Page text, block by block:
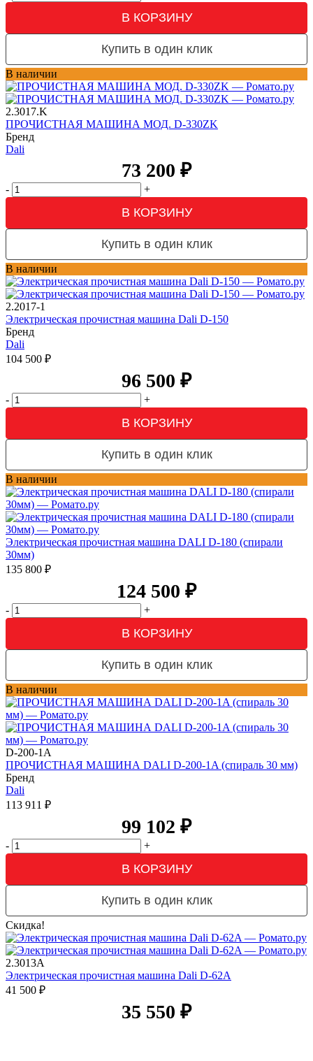
В КОРЗИНУ
Купить в один клик
В наличии
2.3017.K
ПРОЧИСТНАЯ МАШИНА МОД. D-330ZK
Бренд
Dali
73 200 ₽
- +
В КОРЗИНУ
Купить в один клик
В наличии
2.2017-1
Электрическая прочистная машина Dali D-150
Бренд
Dali
104 500 ₽
96 500 ₽
- +
В КОРЗИНУ
Купить в один клик
В наличии
Электрическая прочистная машина DALI D-180 (спирали
30мм)
135 800 ₽
124 500 ₽
- +
В КОРЗИНУ
Купить в один клик
В наличии
D-200-1A
ПРОЧИСТНАЯ МАШИНА DALI D-200-1A (спираль 30 мм)
Бренд
Dali
113 911 ₽
99 102 ₽
- +
В КОРЗИНУ
Купить в один клик
Скидка!
2.3013A
Электрическая прочистная машина Dali D-62A
41 500 ₽
35 550 ₽